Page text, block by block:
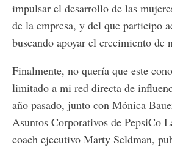
impulsar el desarrollo de las
de la empresa, y del que participo
buscando apoyar el crecimiento de
Finalmente, no quería que este
limitado a mi red directa de
año pasado, junto con Mónica
Asuntos Corporativos de PepsiCo
coach ejecutivo Marty Seldman,